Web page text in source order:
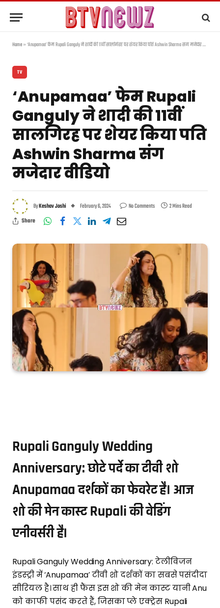
Home»‘Anupamaa’ फेम Rupali Ganguly ने शादी की 11वीं सालगिरह पर शेयर किया पति Ashwin Sharma संग मजेदार वीडियो
TV
‘Anupamaa’ फेम Rupali
Ganguly ने शादी की 11वीं
सालगिरह पर शेयर किया पति
Ashwin Sharma संग
मजेदार वीडियो
ByKeshav Joshi February 6, 2024 No Comments
2 Mins Read
Share
Rupali Ganguly Wedding
Anniversary: छोटे पर्दे का टीवी शो
Anupamaa दर्शकों का फेवरेट है। आज
शो की मेन कास्ट Rupali की वेडिंग
एनीवर्सरी है।
Rupali Ganguly Wedding Anniversary: टेलीविजन
इंडस्ट्री में ‘Anupamaa’ टीवी शो दर्शकों का सबसे पसंदीदा
सीरियल है। साथ ही फैंस इस शो की मेन कास्ट यानी Anu
को काफी पसंद करते हैं, जिसका प्ले एक्ट्रेस Rupali